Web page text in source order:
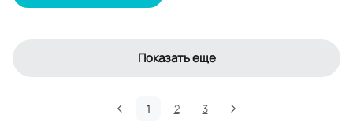
Показать еще
1 2 3